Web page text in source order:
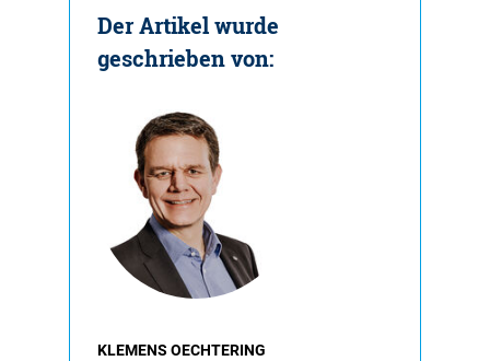
Der Artikel wurde
geschrieben von:
KLEMENS OECHTERING